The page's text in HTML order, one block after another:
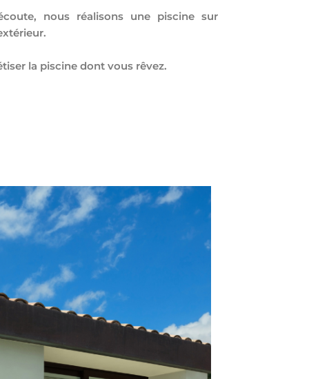
nous réalisons une piscine sur
la piscine dont vous rêvez.